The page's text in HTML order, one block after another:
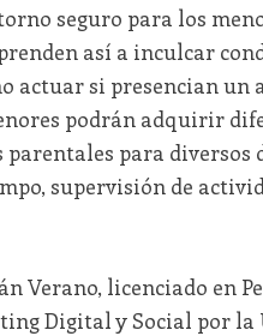
seguro para los
así a inculcar
actuar si presencian
podrán adquirir
para
supervisión de
Verano, licenciado en
Digital y Social por la